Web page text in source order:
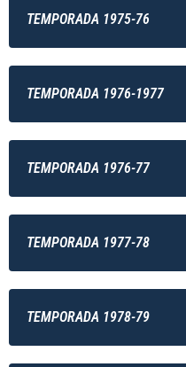
TEMPORADA 1975-76
TEMPORADA 1976-1977
TEMPORADA 1976-77
TEMPORADA 1977-78
TEMPORADA 1978-79